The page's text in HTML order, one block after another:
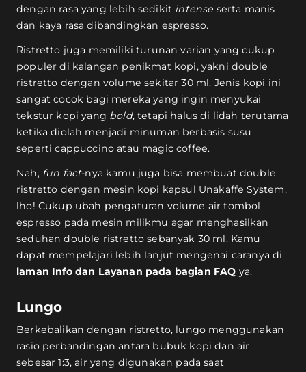
dengan rasa yang lebih sedikit intense serta manis
dan kaya rasa dibandingkan espresso.
Ristretto juga memiliki turunan varian yang cukup
populer di kalangan penikmat kopi, yakni double
ristretto dengan volume sekitar 30 ml. Jenis kopi ini
sangat cocok bagi mereka yang ingin menyukai
tekstur kopi yang bold, tetapi halus di lidah terutama
ketika diolah menjadi minuman berbasis susu
seperti cappuccino atau magic coffee.
Nah,fun fact-nya kamu juga bisa membuat double
ristretto dengan mesin kopi kapsul Unakaffe System,
lho! Cukup ubah pengaturan volume air tombol
espresso pada mesin milikmu agar menghasilkan
seduhan double ristretto sebanyak 30 ml. Kamu
dapat mempelajari lebih lanjut mengenai caranya di
laman Info dan Layanan pada bagian FAQ ya.
Lungo
Berkebalikan dengan ristretto, lungo menggunakan
rasio perbandingan antara bubuk kopi dan air
sebesar 1:3, air yang digunakan pada saat